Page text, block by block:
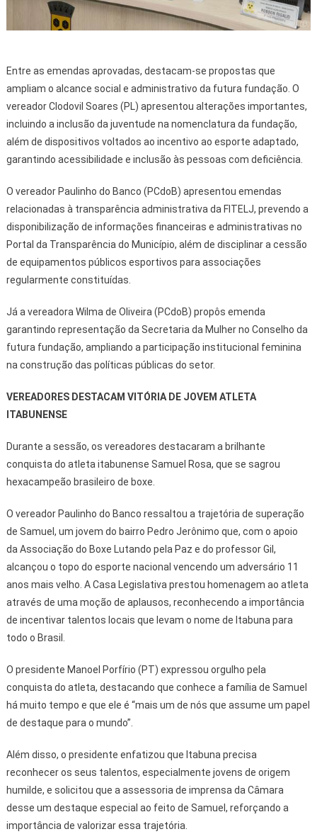
Entre as emendas aprovadas, destacam-se propostas que
ampliam o alcance social e administrativo da futura fundação. O
vereador Clodovil Soares (PL) apresentou alterações importantes,
incluindo a inclusão da juventude na nomenclatura da fundação,
além de dispositivos voltados ao incentivo ao esporte adaptado,
garantindo acessibilidade e inclusão às pessoas com deficiência.
O vereador Paulinho do Banco (PCdoB) apresentou emendas
relacionadas à transparência administrativa da FITELJ, prevendo a
disponibilização de informações financeiras e administrativas no
Portal da Transparência do Município, além de disciplinar a cessão
de equipamentos públicos esportivos para associações
regularmente constituídas.
Já a vereadora Wilma de Oliveira (PCdoB) propôs emenda
garantindo representação da Secretaria da Mulher no Conselho da
futura fundação, ampliando a participação institucional feminina
na construção das políticas públicas do setor.
VEREADORES DESTACAM VITÓRIA DE JOVEM ATLETA
ITABUNENSE
Durante a sessão, os vereadores destacaram a brilhante
conquista do atleta itabunense Samuel Rosa, que se sagrou
hexacampeão brasileiro de boxe.
O vereador Paulinho do Banco ressaltou a trajetória de superação
de Samuel, um jovem do bairro Pedro Jerônimo que, com o apoio
da Associação do Boxe Lutando pela Paz e do professor Gil,
alcançou o topo do esporte nacional vencendo um adversário 11
anos mais velho. A Casa Legislativa prestou homenagem ao atleta
através de uma moção de aplausos, reconhecendo a importância
de incentivar talentos locais que levam o nome de Itabuna para
todo o Brasil.
O presidente Manoel Porfírio (PT) expressou orgulho pela
conquista do atleta, destacando que conhece a família de Samuel
há muito tempo e que ele é “mais um de nós que assume um papel
de destaque para o mundo”.
Além disso, o presidente enfatizou que Itabuna precisa
reconhecer os seus talentos, especialmente jovens de origem
humilde, e solicitou que a assessoria de imprensa da Câmara
desse um destaque especial ao feito de Samuel, reforçando a
importância de valorizar essa trajetória.